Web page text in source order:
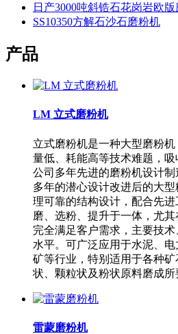
日产3000吨斜锆石花岗岩欧
SS10350方解石沙石磨粉机
产品
LM 立式磨粉机
立式磨粉机是一种大型磨粉
量低、耗能高等技术难题，
公司多年先进的磨粉机设计
多年的潜心设计改进后的大
理可靠的结构设计，配合先
磨、选粉、提升于一体，尤
完全满足客户需求，主要技
水平。可广泛应用于水泥、
矿等行业，特别适用于各种
状、颗粒状及粉状原料磨成所
雷蒙磨粉机